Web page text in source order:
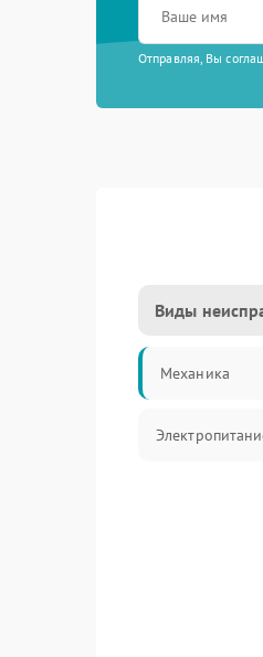
Отправляя, Вы
Виды
Механика